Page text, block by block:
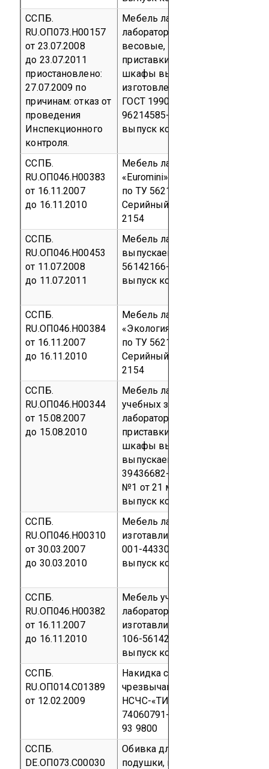
ССПБ.
RU.ОП073.Н00157
от 23.07.2008
до 23.07.2011
приостановлено:
27.07.2009 по
причинам: отказ от
проведения
Инспекционного
контроля.
Мебель лабораторная (столы:
лабораторные, титровальные,
весовые, мойки, приборные;
приставки технологические;
шкафы вытяжные;
изготовленные из стали х/к по
ГОСТ 19904-90) по ТУ 5622-001-
96214585-2008
выпуск код ОКП 56 2201
ССПБ.
RU.ОП046.Н00383
от 16.11.2007
до 16.11.2010
Мебель лабораторная
«Euromini», изготавливаемая
по ТУ 5621-108-56142166-2004
Серийный выпуск
2154
ССПБ.
RU.ОП046.Н00453
от 11.07.2008
до 11.07.2011
Мебель лабораторная «ИНОВА»,
выпускаемая по ТУ 5621-110-
56142166-2007
выпуск код ОКП 56 2154
ССПБ.
RU.ОП046.Н00384
от 16.11.2007
до 16.11.2010
Мебель лабораторная
«Экология», изготавливаемая
по ТУ 5621-108-56142166-2004
Серийный выпуск
2154
ССПБ.
RU.ОП046.Н00344
от 15.08.2007
до 15.08.2010
Мебель лабораторная для
учебных заведений (столы
лабораторные, столы
приставки технологические,
шкафы вытяжные),
выпускаемая по ТУ 5622-002-
39436682-2003 с Изменением
№1 от 21 мая 2007 г.
выпуск код ОКП 56 2200
ССПБ.
RU.ОП046.Н00310
от 30.03.2007
до 30.03.2010
Мебель лабораторная ЛАБ-PRO,
изготавливаемая по ТУ 5621-
001-44330709-2007
выпуск код ОКП 56 2100
ССПБ.
RU.ОП046.Н00382
от 16.11.2007
до 16.11.2010
Мебель ученическая
лабораторная «КЛАССЛАБ»,
изготавливаемая по ТУ 5622-
106-56142166-2004
выпуск код ОКП 56 2200
ССПБ.
RU.ОП014.С01389
от 12.02.2009
Накидка спасательная для
чрезвычайных ситуаций
НСЧС-«ТИИ» ТУ 9398-001-
74060791-2006
93 9800
ССПБ.
DE.ОП073.С00030
Обивка для спинки кресла,
подушки, подлокотников и